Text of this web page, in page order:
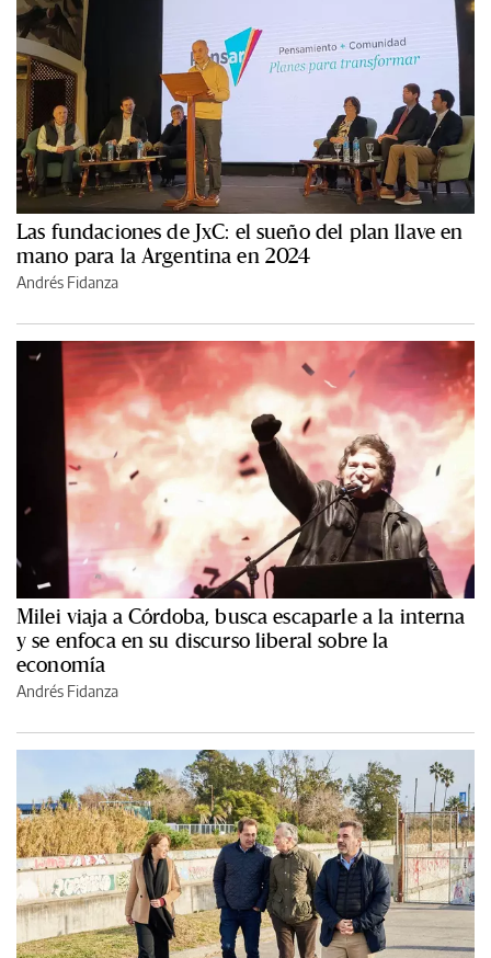
Las fundaciones de JxC: el sueño del plan llave en
mano para la Argentina en 2024
Andrés Fidanza
Milei viaja a Córdoba, busca escaparle a la interna
y se enfoca en su discurso liberal sobre la
economía
Andrés Fidanza